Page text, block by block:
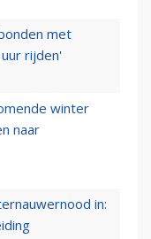
met
rijden'
winter
naar
in: